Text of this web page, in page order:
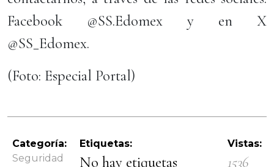
Facebook @SS.Edomex y en X
@SS_Edomex.
(Foto: Especial Portal)
Categoría:
Seguridad
Etiquetas:
No hay etiquetas
Vistas:
1536